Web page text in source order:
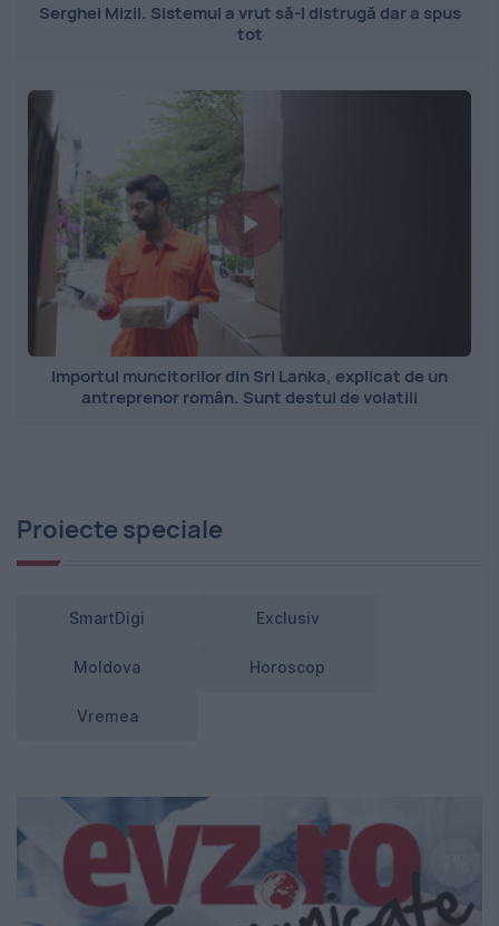
Serghei Mizil. Sistemul a vrut să-l distrugă dar a spus
tot
Importul muncitorilor din Sri Lanka, explicat de un
antreprenor român. Sunt destul de volatili
Proiecte speciale
SmartDigi Exclusiv
Moldova Horoscop
Vremea